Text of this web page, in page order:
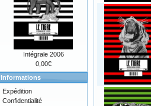
Intégrale 2006
0,00€
Informations
Expédition
Confidentialité